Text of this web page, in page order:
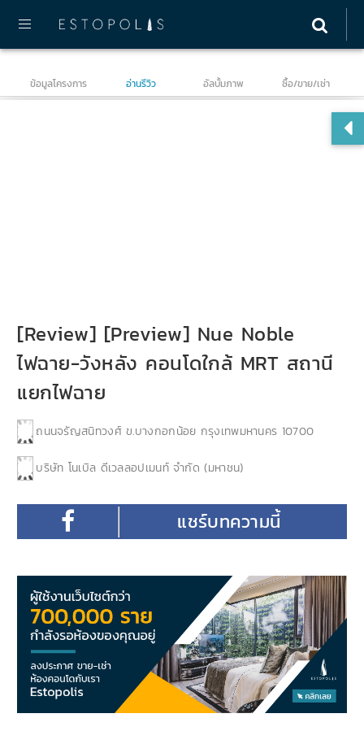
ข้อมูลโครงการ อ่านรีวิว อัลบั้มภาพ ซื้อ/ขาย/เช่า
นิ
[Review] [Preview] Nue Noble
ไฟฉาย-วังหลัง คอนโดใกล้ MRT สถานี
แยกไฟฉาย
ถนนจรัญสนิทวงศ์ ข.บางกอกน้อย กรุงเทพมหานคร 10700
บริษัท โนเบิล ดีเวลลอปเมนท์ จำกัด (มหาชน)